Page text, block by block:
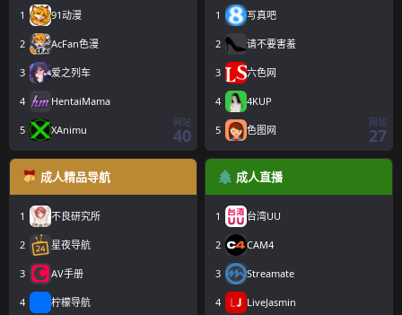
1 91动漫
2 AcFan色漫
3 爱之列车
4 HentaiMama
5 XAnimu
网站
40
1 写真吧
2 请不要害羞
3 六色网
4 4KUP
5 色图网
网站
27
成人精品导航
1 不良研究所
2 星夜导航
3 AV手册
4 柠檬导航
成人直播
1 台湾UU
2 CAM4
3 Streamate
4 LiveJasmin